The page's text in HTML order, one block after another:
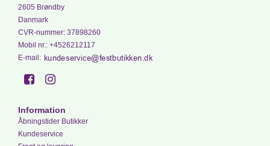
2605 Brøndby
Danmark
CVR-nummer: 37898260
Mobil nr.: +4526212117
E-mail :
Information
Åbningstider Butikker
Kundeservice